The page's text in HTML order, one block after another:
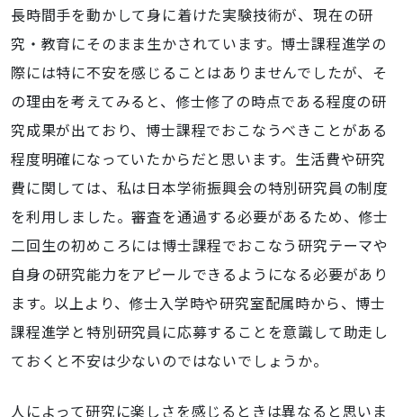
長時間手を動かして身に着けた実験技術が、現在の研
究・教育にそのまま生かされています。博士課程進学の
際には特に不安を感じることはありませんでしたが、そ
の理由を考えてみると、修士修了の時点である程度の研
究成果が出ており、博士課程でおこなうべきことがある
程度明確になっていたからだと思います。生活費や研究
費に関しては、私は日本学術振興会の特別研究員の制度
を利用しました。審査を通過する必要があるため、修士
二回生の初めころには博士課程でおこなう研究テーマや
自身の研究能力をアピールできるようになる必要があり
ます。以上より、修士入学時や研究室配属時から、博士
課程進学と特別研究員に応募することを意識して助走し
ておくと不安は少ないのではないでしょうか。
人によって研究に楽しさを感じるときは異なると思いま